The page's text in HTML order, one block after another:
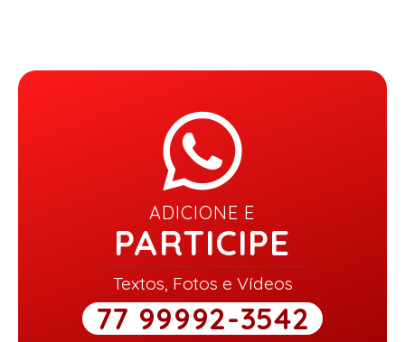
ADICIONE E
PARTICIPE
Textos, Fotos e Vídeos
77 99992-3542